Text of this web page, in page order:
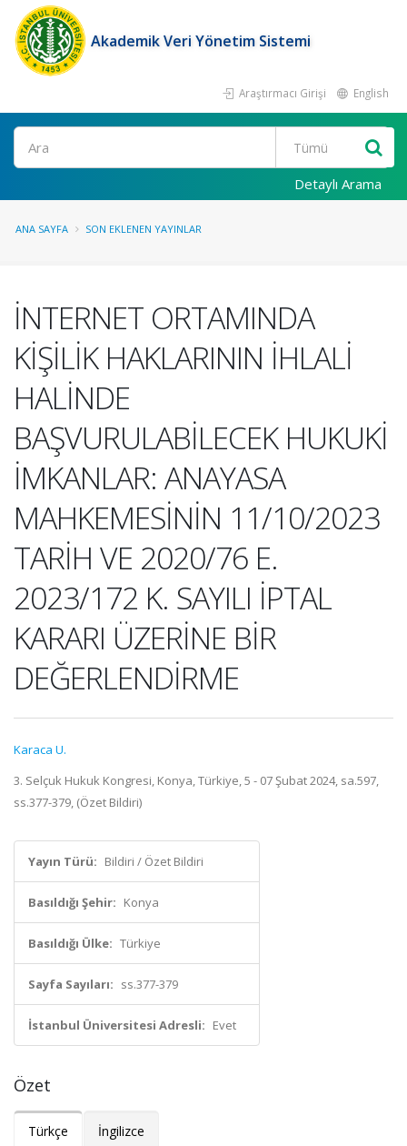
Akademik Veri Yönetim Sistemi
Araştırmacı Girişi English
Ara
Detaylı Arama
ANA SAYFA SON EKLENEN YAYINLAR
İNTERNET ORTAMINDA
KİŞİLİK HAKLARININ İHLALİ
HALİNDE
BAŞVURULABİLECEK HUKUKİ
İMKANLAR: ANAYASA
MAHKEMESİNİN 11/10/2023
TARİH VE 2020/76 E.
2023/172 K. SAYILI İPTAL
KARARI ÜZERİNE BİR
DEĞERLENDİRME
Karaca U.
3. Selçuk Hukuk Kongresi, Konya, Türkiye, 5 - 07 Şubat 2024, sa.597,
ss.377-379, (Özet Bildiri)
Yayın Türü: Bildiri / Özet Bildiri
Basıldığı Şehir: Konya
Basıldığı Ülke: Türkiye
Sayfa Sayıları: ss.377-379
İstanbul Üniversitesi Adresli: Evet
Özet
Türkçe İngilizce